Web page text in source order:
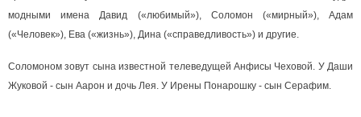
модными имена Давид («любимый»), Соломон («мирный»), Адам
(«Человек»), Ева («жизнь»), Дина («справедливость») и другие.
Соломоном зовут сына известной телеведущей Анфисы Чеховой. У Даши
Жуковой - сын Аарон и дочь Лея. У Ирены Понарошку - сын Серафим.